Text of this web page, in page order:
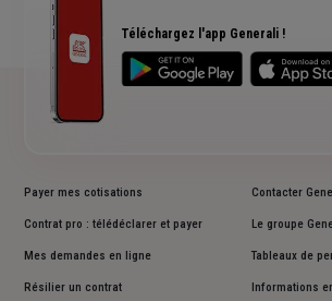
Téléchargez l'app Generali !
Assurance cyber risques
Assurance créateur d'entreprise
Payer mes cotisations
Contrat pro : télédéclarer et payer
Mes demandes en ligne
Résilier un contrat
Contacter
Le groupe
Tableaux de
Informations